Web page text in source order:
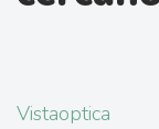
Vistaoptica